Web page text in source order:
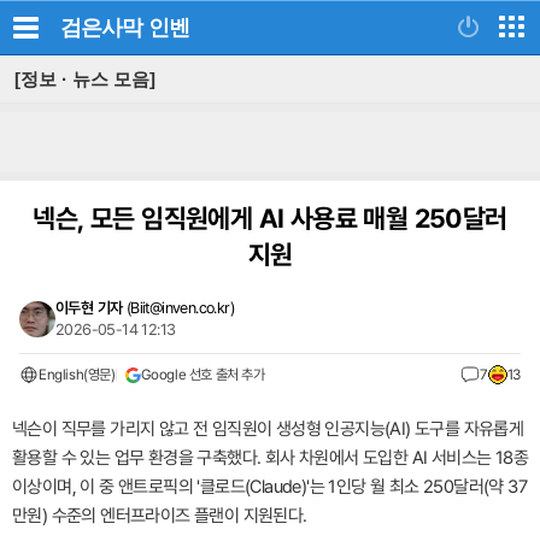
검은사막 인벤
[정보 · 뉴스 모음]
넥슨, 모든 임직원에게 AI 사용료 매월 250달러
지원
이두현 기자 (Biit@inven.co.kr)
2026-05-14 12:13
English(영문) Google 선호 출처 추가 7 13
넥슨이 직무를 가리지 않고 전 임직원이 생성형 인공지능(AI) 도구를 자유롭게
활용할 수 있는 업무 환경을 구축했다. 회사 차원에서 도입한 AI 서비스는 18종
이상이며, 이 중 앤트로픽의 '클로드(Claude)'는 1인당 월 최소 250달러(약 37
만원) 수준의 엔터프라이즈 플랜이 지원된다.